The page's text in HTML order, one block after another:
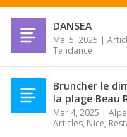
DANSEA
Mai 5, 2025 |
Tendance
Bruncher le
la plage Beau
Mar 4, 2025 |
Articles, Nice,